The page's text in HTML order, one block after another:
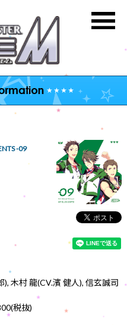
-09
木村 龍(CV.濱 健人), 信玄誠司
税抜)